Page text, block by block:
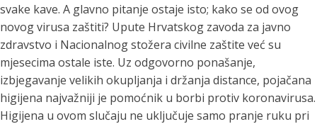
svake kave. A glavno pitanje ostaje isto; kako se od ovog
novog virusa zaštiti? Upute Hrvatskog zavoda za javno
zdravstvo i Nacionalnog stožera civilne zaštite već su
mjesecima ostale iste. Uz odgovorno ponašanje,
izbjegavanje velikih okupljanja i držanja distance, pojačana
higijena najvažniji je pomoćnik u borbi protiv koronavirusa.
Higijena u ovom slučaju ne uključuje samo pranje ruku pri
Tuš glave
filtriranje vode za tuširanje
Vrčevi za
Potpuno prijenosno
čistu vodu za